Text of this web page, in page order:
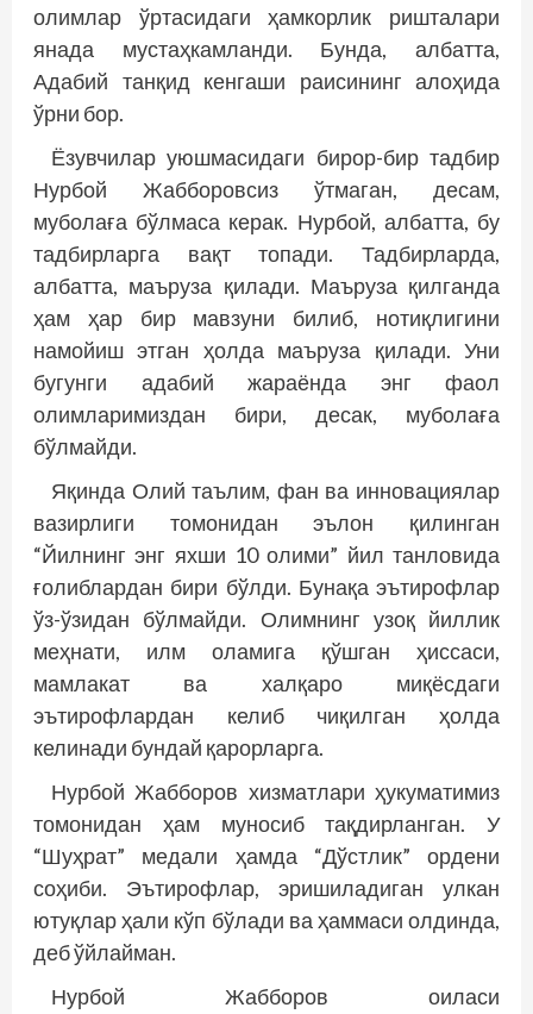
олимлар ўртасидаги ҳамкорлик ришталари
янада мустаҳкамланди. Бунда, албатта,
Адабий танқид кенгаши раисининг алоҳида
ўрни бор.
Ёзувчилар уюшмасидаги бирор-бир тадбир
Нурбой Жабборовсиз ўтмаган, десам,
муболаға бўлмаса керак. Нурбой, албатта, бу
тадбирларга вақт топади. Тадбирларда,
албатта, маъруза қилади. Маъруза қилганда
ҳам ҳар бир мавзуни билиб, нотиқлигини
намойиш этган ҳолда маъруза қилади. Уни
бугунги адабий жараёнда энг фаол
олимларимиздан бири, десак, муболаға
бўлмайди.
Яқинда Олий таълим, фан ва инновациялар
вазирлиги томонидан эълон қилинган
“Йилнинг энг яхши 10 олими” йил танловида
ғолиблардан бири бўлди. Бунақа эътирофлар
ўз-ўзидан бўлмайди. Олимнинг узоқ йиллик
меҳнати, илм оламига қўшган ҳиссаси,
мамлакат ва халқаро миқёсдаги
эътирофлардан келиб чиқилган ҳолда
келинади бундай қарорларга.
Нурбой Жабборов хизматлари ҳукуматимиз
томонидан ҳам муносиб тақдирланган. У
“Шуҳрат” медали ҳамда “Дўстлик” ордени
соҳиби. Эътирофлар, эришиладиган улкан
ютуқлар ҳали кўп бўлади ва ҳаммаси олдинда,
деб ўйлайман.
Нурбой Жабборов оиласи